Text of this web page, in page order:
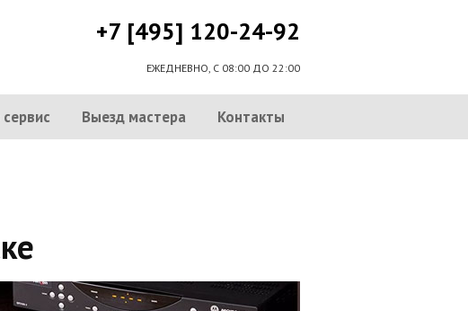
+7 [495] 120-24-92
ЕЖЕДНЕВНО, С 08:00 ДО 22:00
Выезд мастера Контакты